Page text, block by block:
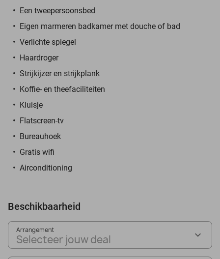
Een tweepersoonsbed
Eigen marmeren badkamer met douche of bad
Verlichte spiegel
Haardroger
Strijkijzer en strijkplank
Koffie- en theefaciliteiten
Kluisje
Flatscreen-tv
Bureauhoek
Gratis wifi
Airconditioning
Beschikbaarheid
Arrangement
Selecteer jouw deal